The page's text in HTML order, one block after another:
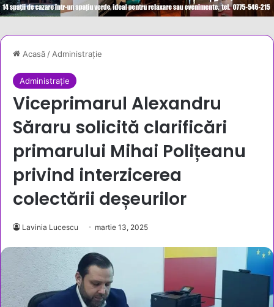
Acasă/Administrație
Administrație
Viceprimarul Alexandru
Săraru solicită clarificări
primarului Mihai Polițeanu
privind interzicerea
colectării deșeurilor
Lavinia Lucescu martie 13, 2025